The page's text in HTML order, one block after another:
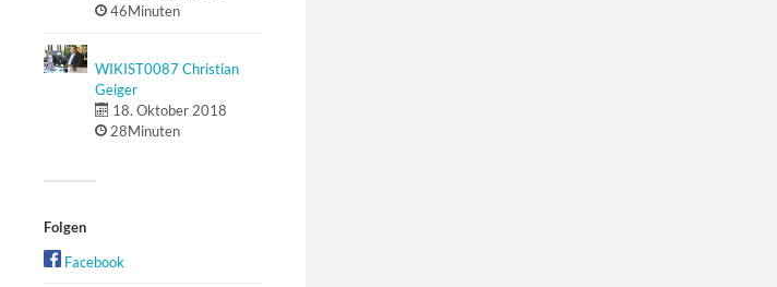
46Minuten
WIKIST0087 Christian
Geiger
18. Oktober 2018
28Minuten
Folgen
Facebook